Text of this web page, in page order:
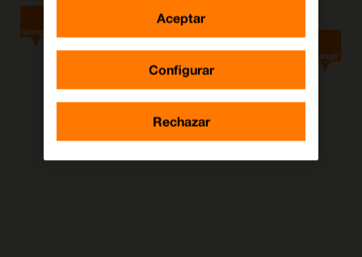
Configurar
Rechazar
Aceptar